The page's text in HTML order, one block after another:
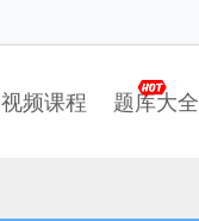
视频课程 题库大全